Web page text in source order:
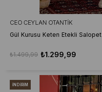
CEO CEYLAN OTANTIK
Gül Kurusu Keten Etekli Salopet
₺1.299,99
₺1.499,99
İNDIRIM